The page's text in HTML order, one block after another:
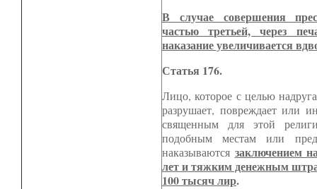
В случае совершения
частью третьей, через
наказание увеличивается
Статья 176.
Лицо, которое с целью
разрушает, повреждает или
священным для этой
подобным местам или
наказываются заключением
лет и тяжким денежным
100 тысяч лир.